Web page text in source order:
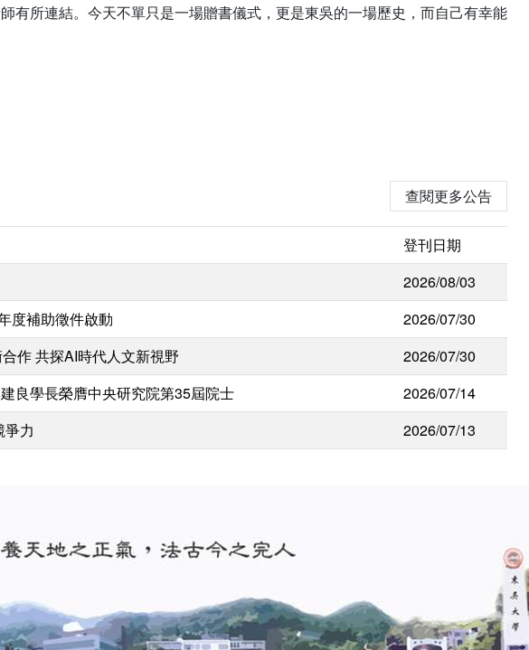
有所連結。今天不單只是一場贈書儀式，更是東吳的一場歷史，而自己有幸能
查閱更多公告
登刊日期
2026/08/03
度補助徵件啟動
2026/07/30
作 共探AI時代人文新視野
2026/07/30
良學長榮膺中央研究院第35屆院士
2026/07/14
力 2026/07/13